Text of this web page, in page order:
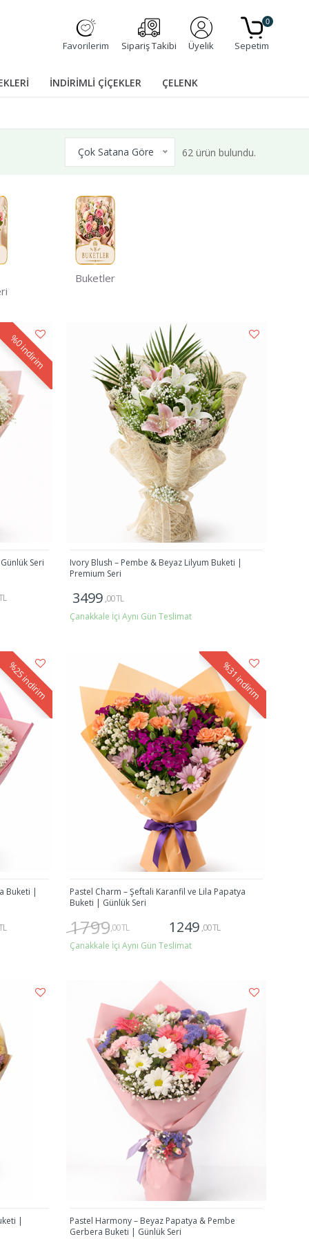
Favorilerim Sipariş Takibi Üyelik Sepetim
0
İNDİRİMLİ ÇİÇEKLER ÇELENK
Çok Satana Göre 62 ürün bulundu.
Buketler
%0
indirim
Seri
Ivory Blush – Pembe & Beyaz Lilyum Buketi |
Premium Seri
3499 ,00 TL
Çanakkale İçi Aynı Gün Teslimat
%25
indirim
Buketi |
%31
indirim
Pastel Charm – Şeftali Karanfil ve Lila Papatya
Buketi | Günlük Seri
1799,00 TL 1249 ,00 TL
Çanakkale İçi Aynı Gün Teslimat
|
Pastel Harmony – Beyaz Papatya & Pembe
Gerbera Buketi | Günlük Seri